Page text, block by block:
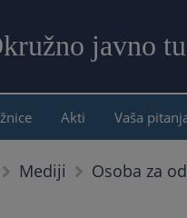
javno
Akti Vaša
Mediji Osoba za